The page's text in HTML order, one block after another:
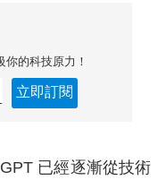
的科技原力！
立即訂閱
已經逐漸從技術